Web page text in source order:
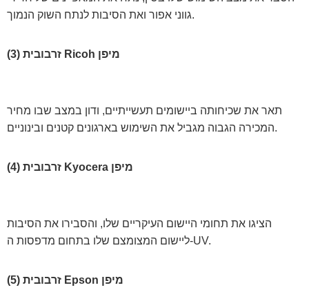
גווני אפור ואת הסיבות לנתח השוק הנמוך.
(3) זרבובית Ricoh מיפן
תאר את שכיחותה ביישומים תעשייתיים, ודון במצב שבו מחיר
המכירה הגבוה מגביל את השימוש בארגונים קטנים ובינוניים.
(4) זרבובית Kyocera מיפן
הציגו את תחומי היישום העיקריים שלו, והסבירו את הסיבות
ליישום המצומצם שלו בתחום מדפסות ה-UV.
(5) זרבובית Epson מיפן